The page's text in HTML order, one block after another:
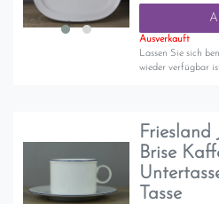
Ausverkauft
Lassen Sie sich
wieder verfügbar
Friesland
Brise
Tasse